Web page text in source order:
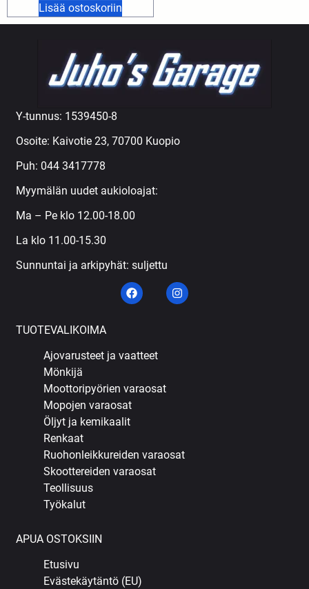
Lisää ostoskoriin
Y-tunnus: 1539450-8
Osoite: Kaivotie 23, 70700 Kuopio
Puh: 044 3417778
Myymälän uudet aukioloajat:
Ma – Pe klo 12.00-18.00
La klo 11.00-15.30
Sunnuntai ja arkipyhät: suljettu
TUOTEVALIKOIMA
Ajovarusteet ja vaatteet
Mönkijä
Moottoripyörien varaosat
Mopojen varaosat
Öljyt ja kemikaalit
Renkaat
Ruohonleikkureiden varaosat
Skoottereiden varaosat
Teollisuus
Työkalut
APUA OSTOKSIIN
Etusivu
Evästekäytäntö (EU)